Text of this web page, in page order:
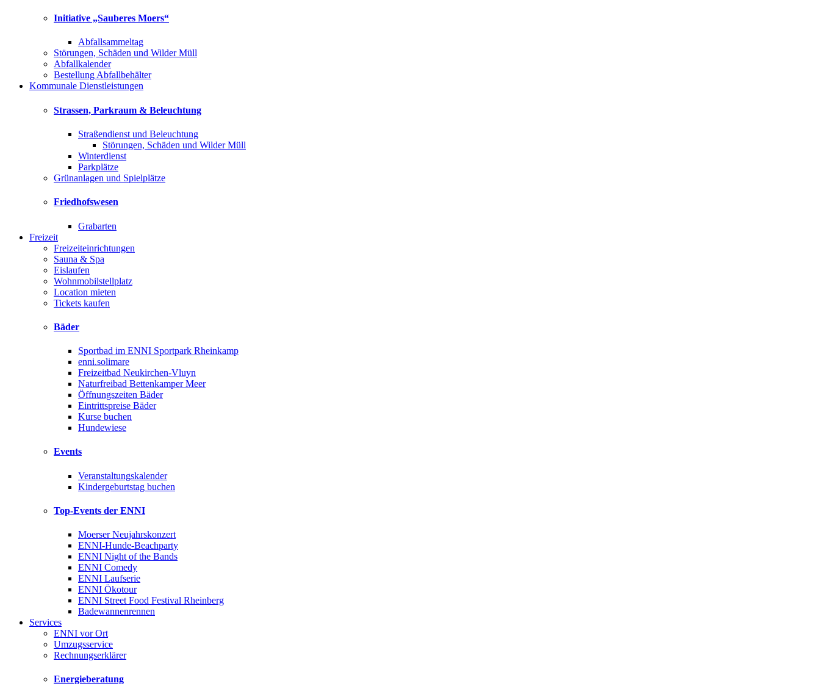
Initiative „Sauberes Moers“
Abfallsammeltag
Störungen, Schäden und Wilder Müll
Abfallkalender
Bestellung Abfallbehälter
Kommunale Dienstleistungen
Strassen, Parkraum & Beleuchtung
Straßendienst und Beleuchtung
Störungen, Schäden und Wilder Müll
Winterdienst
Parkplätze
Grünanlagen und Spielplätze
Friedhofswesen
Grabarten
Freizeit
Freizeiteinrichtungen
Sauna & Spa
Eislaufen
Wohnmobilstellplatz
Location mieten
Tickets kaufen
Bäder
Sportbad im ENNI Sportpark Rheinkamp
enni.solimare
Freizeitbad Neukirchen-Vluyn
Naturfreibad Bettenkamper Meer
Öffnungszeiten Bäder
Eintrittspreise Bäder
Kurse buchen
Hundewiese
Events
Veranstaltungskalender
Kindergeburtstag buchen
Top-Events der ENNI
Moerser Neujahrskonzert
ENNI-Hunde-Beachparty
ENNI Night of the Bands
ENNI Comedy
ENNI Laufserie
ENNI Ökotour
ENNI Street Food Festival Rheinberg
Badewannenrennen
Services
ENNI vor Ort
Umzugsservice
Rechnungserklärer
Energieberatung